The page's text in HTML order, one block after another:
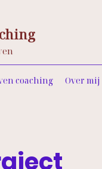
coaching Over mij